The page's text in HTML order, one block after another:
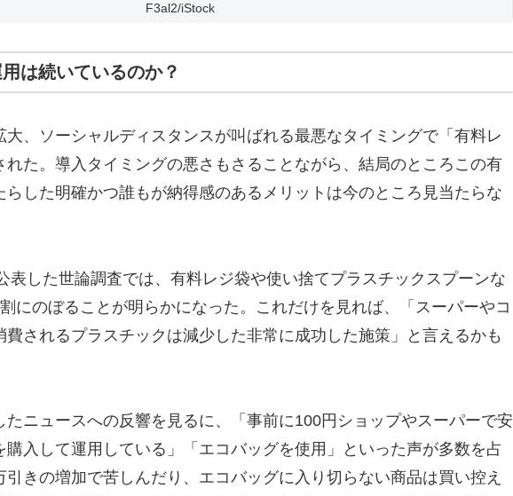
F3al2/iStock
は続いているのか？
大、ソーシャルディスタンスが叫ばれる最悪なタイミングで「有料レ
れた。導入タイミングの悪さもさることながら、結局のところこの有
らした明確かつ誰もが納得感のあるメリットは今のところ見当たらな
表した世論調査では、有料レジ袋や使い捨てプラスチックスプーンな
にのぼることが明らかになった。これだけを見れば、「スーパーやコ
費されるプラスチックは減少した非常に成功した施策」と言えるかも
たニュースへの反響を見るに、「事前に100円ショップやスーパーで安
購入して運用している」「エコバッグを使用」といった声が多数を占
きの増加で苦しんだり、エコバッグに入り切らない商品は買い控え